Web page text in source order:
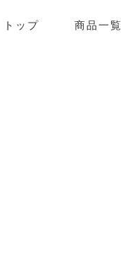
のとり
トップ 商品一覧